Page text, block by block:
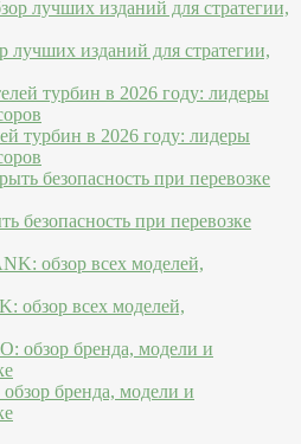
лучших изданий для стратегии,
турбин в 2026 году: лидеры
безопасность при перевозке
обзор всех моделей,
бренда, модели и